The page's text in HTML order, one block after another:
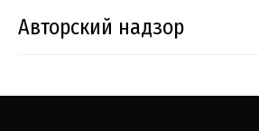
Авторский надзор